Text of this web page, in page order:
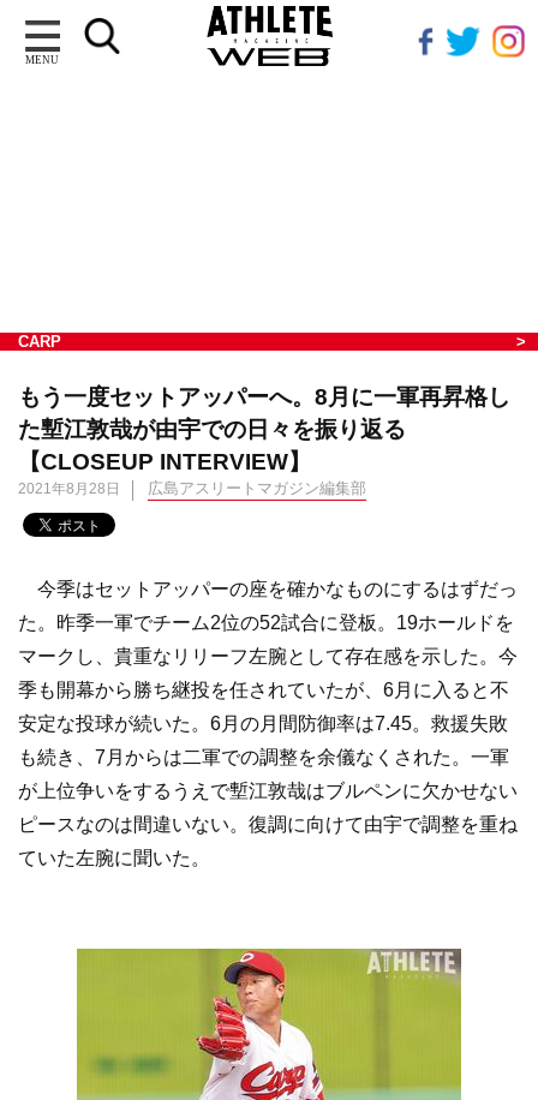
MENU
CARP
もう一度セットアッパーへ。8月に一軍再昇格し
た塹江敦哉が由宇での日々を振り返る
【CLOSEUP INTERVIEW】
2021年8月28日 広島アスリートマガジン編集部
今季はセットアッパーの座を確かなものにするはずだっ
た。昨季一軍でチーム2位の52試合に登板。19ホールドを
マークし、貴重なリリーフ左腕として存在感を示した。今
季も開幕から勝ち継投を任されていたが、6月に入ると不
安定な投球が続いた。6月の月間防御率は7.45。救援失敗
も続き、7月からは二軍での調整を余儀なくされた。一軍
が上位争いをするうえで塹江敦哉はブルペンに欠かせない
ピースなのは間違いない。復調に向けて由宇で調整を重ね
ていた左腕に聞いた。